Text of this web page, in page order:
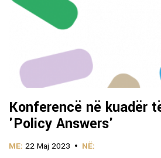
Konferencë në kuadër
'Policy Answers'
ME: 22 Maj 2023 NË: